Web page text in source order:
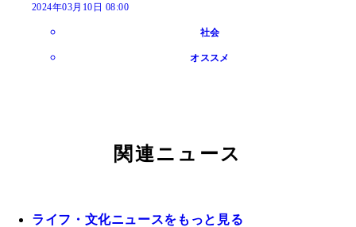
2024年03月10日 08:00
社会
オススメ
関連ニュース
ライフ・文化ニュースをもっと見る